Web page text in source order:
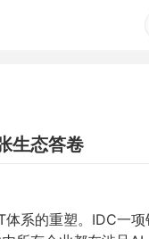
生态答卷
系的重塑。IDC一